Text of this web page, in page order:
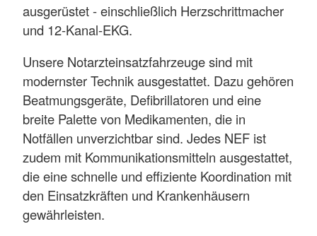
ausgerüstet - einschließlich Herzschrittmacher
und 12-Kanal-EKG.
Unsere Notarzteinsatzfahrzeuge sind mit
modernster Technik ausgestattet. Dazu gehören
Beatmungsgeräte, Defibrillatoren und eine
breite Palette von Medikamenten, die in
Notfällen unverzichtbar sind. Jedes NEF ist
zudem mit Kommunikationsmitteln ausgestattet,
die eine schnelle und effiziente Koordination mit
den Einsatzkräften und Krankenhäusern
gewährleisten.